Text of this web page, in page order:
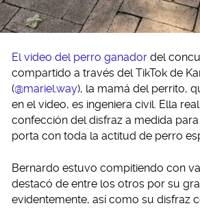
El video del perro ganador del
compartido a través del TikTok de
(@mariel.way), la mamá del perrito,
en el video, es ingeniera civil. Ella
confección del disfraz a medida
porta con toda la actitud de perro
Bernardo estuvo compitiendo con
destacó de entre los otros por su
evidentemente, así como su disfraz